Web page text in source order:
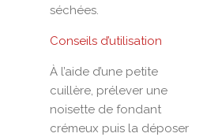
séchées.
Conseils d’utilisation
À l’aide d’une petite
cuillère, prélever une
noisette de fondant
crémeux puis la déposer